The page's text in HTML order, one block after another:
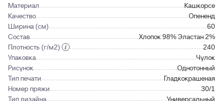
Материал
Кашкорсе
Качество
Опененд
Ширина (см)
60
Состав
Хлопок 98% Эластан 2%
Плотность (г/м2)
240
Упаковка
Чулок
Рисунок
Однотонный
Тип печати
Гладкокрашеная
Номер пряжи
30/1
Тип дизайна
Универсальный